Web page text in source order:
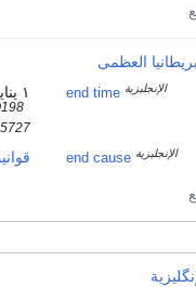
العظمى
end time الإنجليزية
١
5727
end cause الإنجليزية